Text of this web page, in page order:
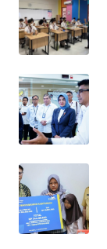
OTOMOTIF
WAHANA
HEALTH
WAHANA
DESA
WISATA
LAPAK
WAHANA